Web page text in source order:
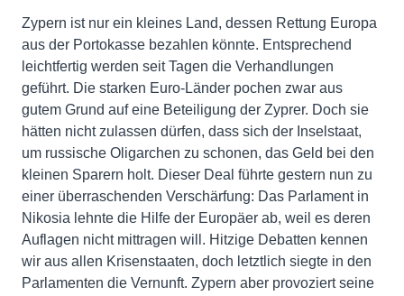
Zypern ist nur ein kleines Land, dessen Rettung Europa
aus der Portokasse bezahlen könnte. Entsprechend
leichtfertig werden seit Tagen die Verhandlungen
geführt. Die starken Euro-Länder pochen zwar aus
gutem Grund auf eine Beteiligung der Zyprer. Doch sie
hätten nicht zulassen dürfen, dass sich der Inselstaat,
um russische Oligarchen zu schonen, das Geld bei den
kleinen Sparern holt. Dieser Deal führte gestern nun zu
einer überraschenden Verschärfung: Das Parlament in
Nikosia lehnte die Hilfe der Europäer ab, weil es deren
Auflagen nicht mittragen will. Hitzige Debatten kennen
wir aus allen Krisenstaaten, doch letztlich siegte in den
Parlamenten die Vernunft. Zypern aber provoziert seine